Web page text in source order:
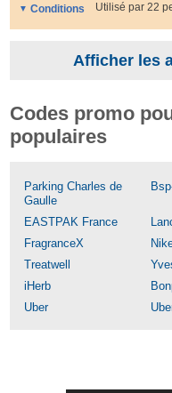
Conditions Utilisé par 22
Afficher les
Codes promo
populaires
Parking Charles de
Gaulle
EASTPAK France
FragranceX
Treatwell
iHerb
Uber